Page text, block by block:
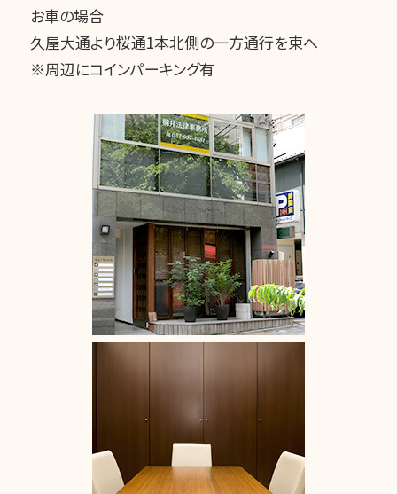
お車の場合
久屋大通より桜通1本北側の一方通行を東へ
※周辺にコインパーキング有